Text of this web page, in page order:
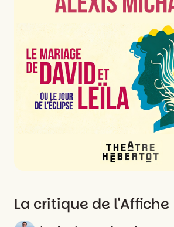
Metteur en scèneGilbert Ponté
Création Lumière
Antoine Le Gallo
La critique de l'Affiche